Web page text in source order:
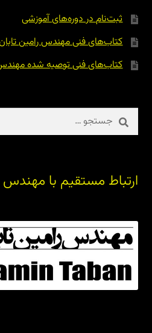
ثبت‌نام در دوره‌های آموزشی
کتاب‌های فنی مهندس رامین
کتاب‌های فنی توصیه شده مهندس
جستجو
برای:
ارتباط مستقیم با مهندس